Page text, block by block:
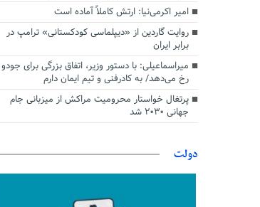
امیر اکرمی‌نیا: ارتش کاملاً آماده است
روایت گاردین از «دیپلماسی کودکستانی» ترامپ در
برابر ایران
میراسماعیلی: با دستور وزیر، اتفاق بزرگی برای جودو
رخ می‌دهد/ به کادرفنی و تیم ایمان دارم
پرتغال خواستار محرومیت مراکش از میزبانی جام
جهانی ۲۰۳۰ شد
دولت